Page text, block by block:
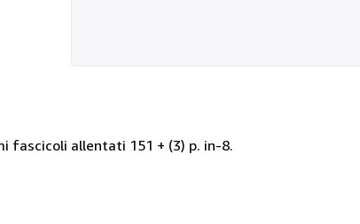
fascicoli allentati 151 + (3) p. in-8.